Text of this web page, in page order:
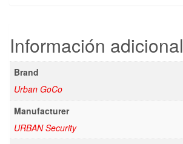
Información adicional
Brand
Urban GoCo
Manufacturer
URBAN Security